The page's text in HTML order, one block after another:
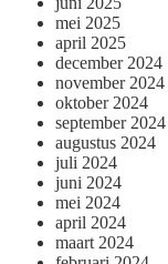
mei 2025
april 2025
december 2024
november 2024
oktober 2024
september 2024
augustus 2024
juli 2024
juni 2024
mei 2024
april 2024
maart 2024